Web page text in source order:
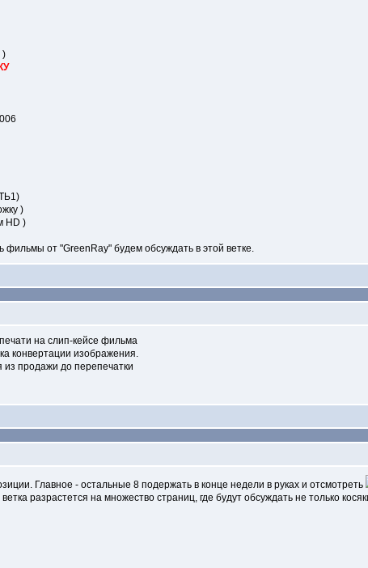
)
)
HD )
от "GreenRay" будем обсуждать в этой ветке.
на слип-кейсе фильма
конвертации изображения.
из продажи до перепечатки
Главное - остальные 8 подержать в конце недели в руках и отсмотреть
разрастется на множество страниц, где будут обсуждать не только